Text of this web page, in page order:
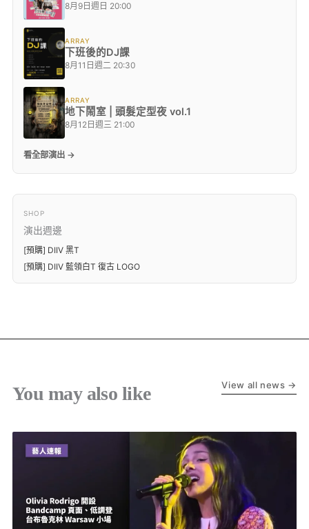
8月9日週日 20:00
ARRAY
下班後的DJ課
8月11日週二 20:30
ARRAY
地下鬧室 | 頭髮定型夜 vol.1
8月12日週三 21:00
看全部演出 →
SHOP
演出週邊
[預購] DIIV 黑T
[預購] DIIV 藍領白T 復古 LOGO
You may also like View all news →